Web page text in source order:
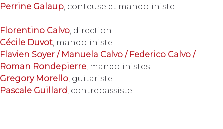
Perrine Galaup, conteuse et mandoliniste
Florentino Calvo, direction
Cécile Duvot, mandoliniste
Flavien Soyer / Manuela Calvo / Federico Calvo /
Roman Rondepierre, mandolinistes
Gregory Morello, guitariste
Pascale Guillard, contrebassiste